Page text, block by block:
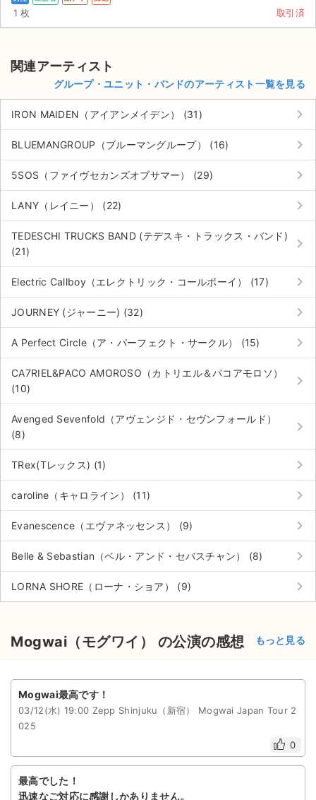
1 枚 取引済
関連アーティスト
グループ・ユニット・バンドのアーティスト一覧を見る
IRON MAIDEN（アイアンメイデン） (31) keyboard_arrow_right
BLUEMANGROUP（ブルーマングループ） (16) keyboard_arrow_right
5SOS（ファイヴセカンズオブサマー） (29) keyboard_arrow_right
LANY（レイニー） (22) keyboard_arrow_right
TEDESCHI TRUCKS BAND (テデスキ・トラックス・バンド)
(21)
keyboard_arrow_right
Electric Callboy（エレクトリック・コールボーイ） (17) keyboard_arrow_right
JOURNEY (ジャーニー) (32) keyboard_arrow_right
A Perfect Circle（ア・パーフェクト・サークル） (15) keyboard_arrow_right
CA7RIEL&PACO AMOROSO（カトリエル＆パコアモロソ）
(10)
keyboard_arrow_right
Avenged Sevenfold（アヴェンジド・セヴンフォールド）
(8)
keyboard_arrow_right
TRex(Tレックス) (1) keyboard_arrow_right
caroline（キャロライン） (11) keyboard_arrow_right
Evanescence（エヴァネッセンス） (9) keyboard_arrow_right
Belle & Sebastian（ベル・アンド・セバスチャン） (8) keyboard_arrow_right
LORNA SHORE（ローナ・ショア） (9) keyboard_arrow_right
Mogwai（モグワイ） の公演の感想 もっと見る
Mogwai最高です！
03/12(水) 19:00 Zepp Shinjuku（新宿） Mogwai Japan Tour 2
025
0
最高でした！
迅速なご対応に感謝しかありません。